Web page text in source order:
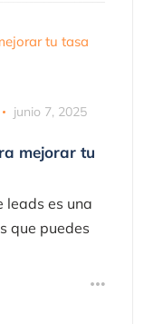
junio 7, 2025
mejorar tu
leads es una
que puedes